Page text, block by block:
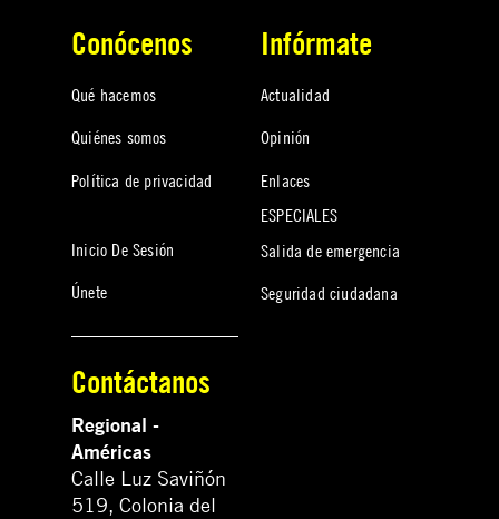
Conócenos
Qué hacemos
Quiénes somos
Política de privacidad
Inicio De Sesión
Únete
Infórmate
Actualidad
Opinión
Enlaces
ESPECIALES
Salida de emergencia
Seguridad ciudadana
Contáctanos
Regional -
Américas
Calle Luz Saviñón
519, Colonia del